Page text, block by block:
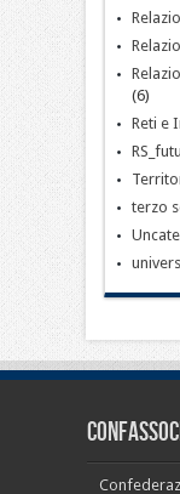
(6)
Reti e
terzo